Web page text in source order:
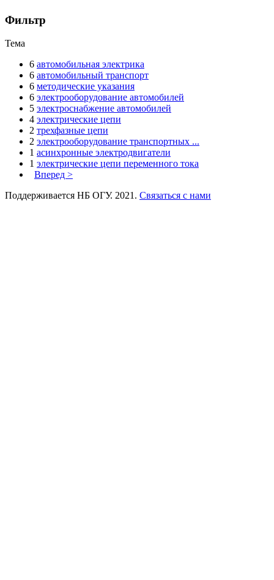
Фильтр
Тема
6 автомобильная электрика
6 автомобильный транспорт
6 методические указания
6 электрооборудование автомобилей
5 электроснабжение автомобилей
4 электрические цепи
2 трехфазные цепи
2 электрооборудование транспортных ...
1 асинхронные электродвигатели
1 электрические цепи переменного тока
Вперед >
Поддерживается НБ ОГУ. 2021. Связаться с нами